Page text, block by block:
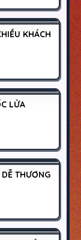
400K
KHÁCH
2500K
LỬA
1200K
THƯƠNG